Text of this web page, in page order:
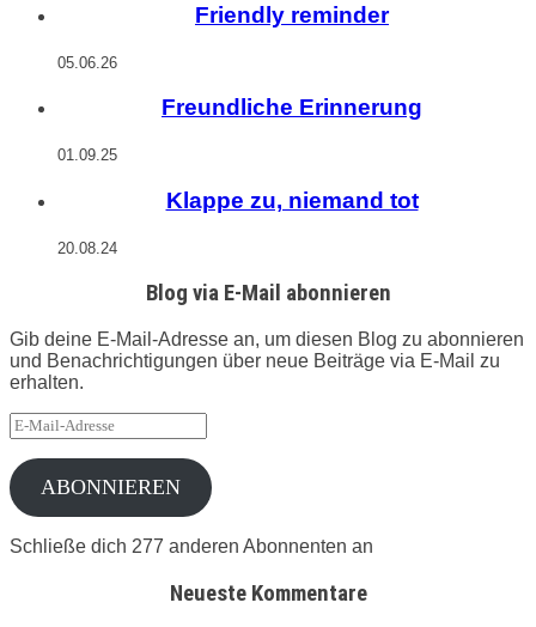
Beiträge
Friendly reminder
05.06.26
Freundliche Erinnerung
01.09.25
Klappe zu, niemand tot
20.08.24
Blog via E-Mail abonnieren
Gib deine E-Mail-Adresse an, um diesen Blog zu abonnieren
und Benachrichtigungen über neue Beiträge via E-Mail zu
erhalten.
E-
Mail-
Adresse
ABONNIEREN
Schließe dich 277 anderen Abonnenten an
Neueste Kommentare